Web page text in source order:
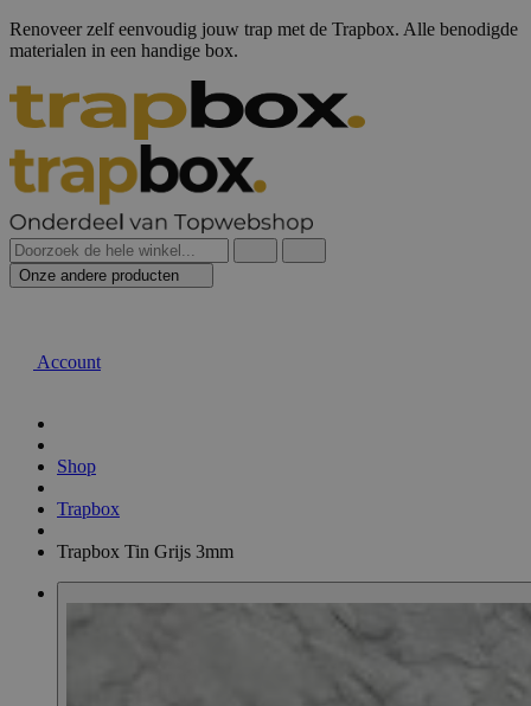
Renoveer zelf eenvoudig jouw trap met de Trapbox. Alle benodigde
materialen in een handige box.
Onze andere producten
Account
Shop
Trapbox
Trapbox Tin Grijs 3mm